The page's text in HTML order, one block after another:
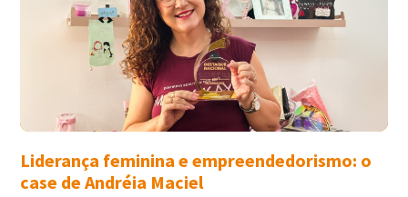
Liderança feminina e empreendedorismo: o
case de Andréia Maciel